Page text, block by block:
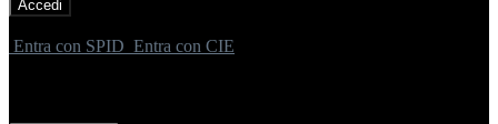
Entra con SPID Entra con CIE